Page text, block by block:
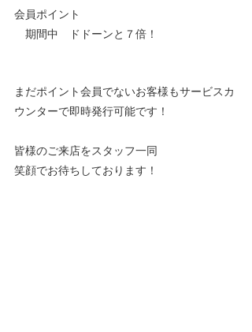
会員ポイント
期間中　ドドーンと７倍！
まだポイント会員でないお客様もサービスカ
ウンターで即時発行可能です！
皆様のご来店をスタッフ一同
笑顔でお待ちしております！